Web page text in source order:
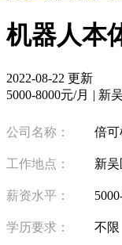
机器人本
2022-08-22 更新
5000-8000元/月 | 新
公司名称： 倍可
工作地点： 新吴
薪资水平：
学历要求： 不限